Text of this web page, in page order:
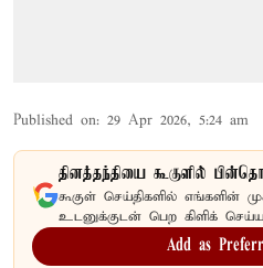
Published on: 29 Apr 2026, 5:24 am
தினத்தந்தியை கூகுளில்
கூகுள் செய்திகளில் எங்களின்
உடனுக்குடன் பெற கிளிக்
Add as